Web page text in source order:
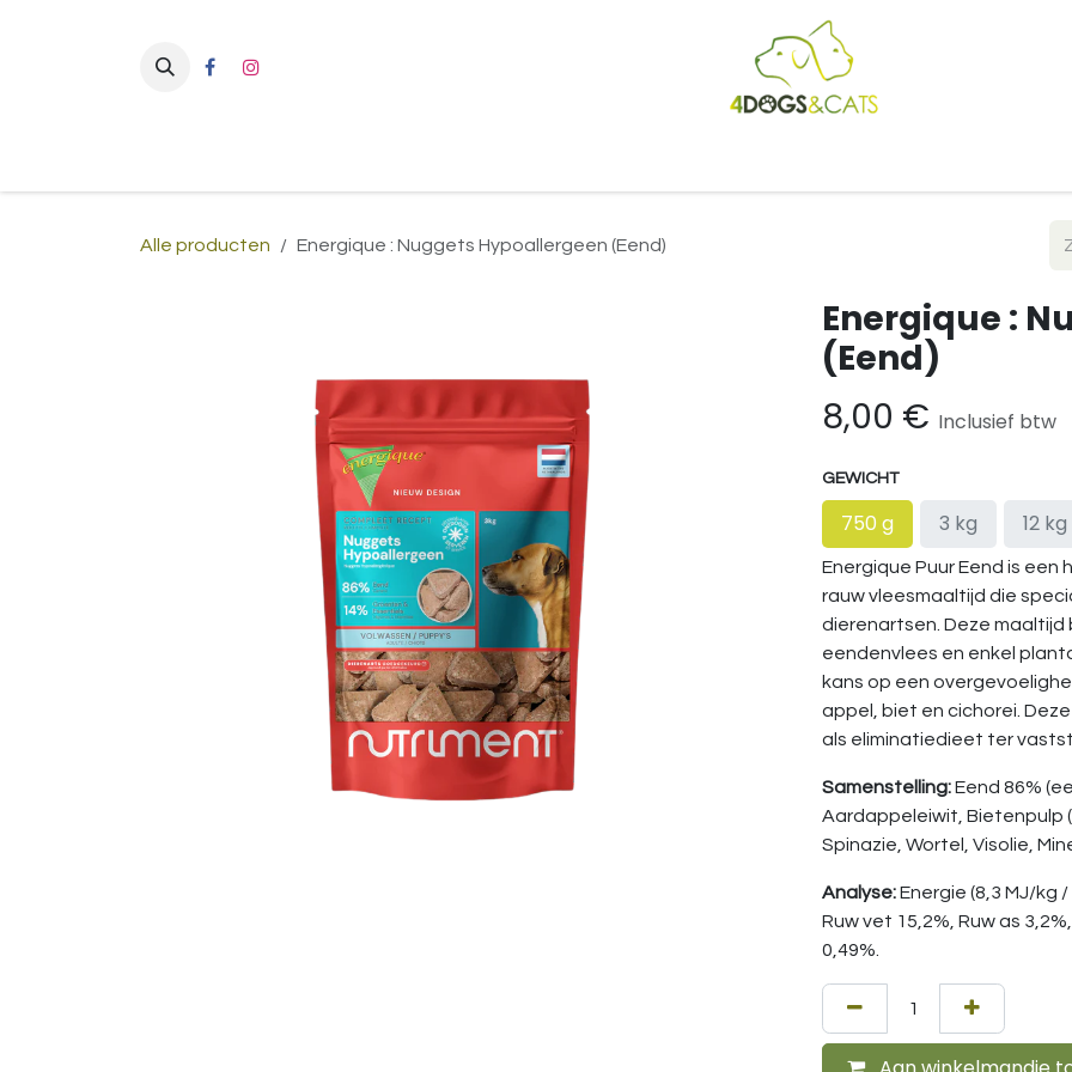
Alle producten Energique : Nuggets Hypoallergeen (Eend)
Energique :
(Eend)
8,00 € Inclusief btw
GEWICHT
750 g 3 kg 12 kg
Energique Puur Eend is
rauw vleesmaaltijd die
dierenartsen. Deze
eendenvlees en enkel
kans op een
appel, biet en cichorei.
als eliminatiedieet ter
Samenstelling:Eend 86%
Aardappeleiwit, Bietenpulp
Spinazie, Wortel, Visolie,
Analyse:Energie (8,3 MJ/kg
Ruw vet 15,2%, Ruw as
0,49%.